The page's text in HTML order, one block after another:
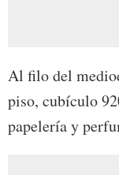
Al filo del
piso, cubículo
papelería y